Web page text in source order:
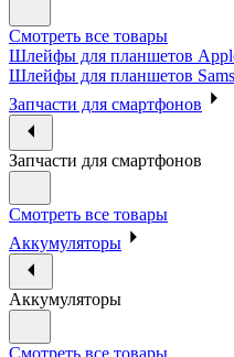
Смотреть все товары
Шлейфы для планшетов
Шлейфы для планшетов
Запчасти для смартфонов
Запчасти для смартфонов
Смотреть все товары
Аккумуляторы
Аккумуляторы
Смотреть все товары